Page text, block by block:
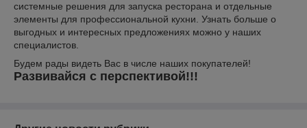
системные решения для запуска ресторана и отдельные
элементы для профессиональной кухни. Узнать больше о
выгодных и интересных предложениях можно у наших
специалистов.
Будем рады видеть Вас в числе наших покупателей!
Развивайся с перспективой!!!